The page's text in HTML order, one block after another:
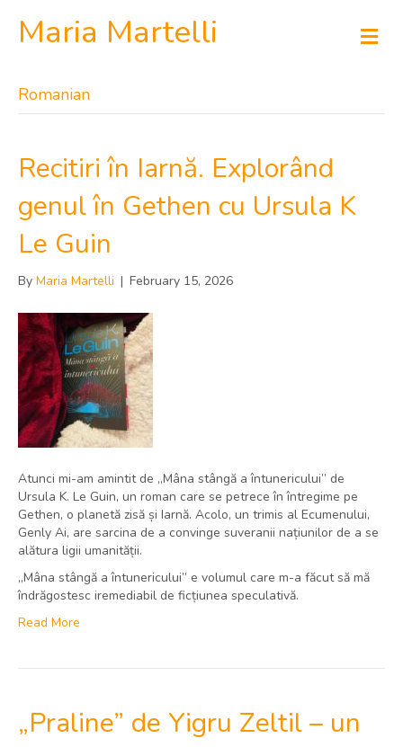
Maria Martelli M
e
Romanian
Recitiri în Iarnă. Explorând
genul în Gethen cu Ursula K
Le Guin
By Maria Martelli | February 15, 2026
Atunci mi-am amintit de „Mâna stângă a întunericului” de
Ursula K. Le Guin, un roman care se petrece în întregime pe
Gethen, o planetă zisă și Iarnă. Acolo, un trimis al Ecumenului,
Genly Ai, are sarcina de a convinge suveranii națiunilor de a se
alătura ligii umanității.
„Mâna stângă a întunericului” e volumul care m-a făcut să mă
îndrăgostesc iremediabil de ficțiunea speculativă.
Read More
„Praline” de Yigru Zeltil – un